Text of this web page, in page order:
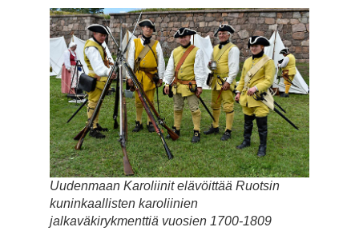
Uudenmaan Karoliinit elävöittää Ruotsin
kuninkaallisten karoliinien
jalkaväkirykmenttiä vuosien 1700-1809